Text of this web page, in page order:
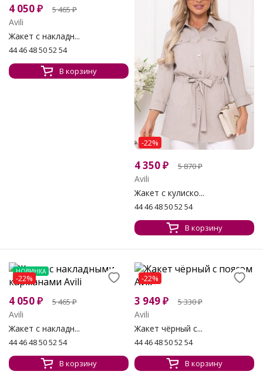
4 050₽ 5 465₽
Avili
Жакет с накладн...
44 46 48 50 52 54
В корзину
-22%
4 350₽ 5 870₽
Avili
Жакет с кулиско...
44 46 48 50 52 54
В корзину
НОВИНКА
-22%
4 050₽ 5 465₽
Avili
Жакет с накладн...
44 46 48 50 52 54
В корзину
-22%
3 949₽ 5 330₽
Avili
Жакет чёрный с...
44 46 48 50 52 54
В корзину